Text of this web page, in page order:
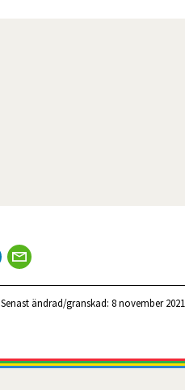
Senast ändrad/granskad: 8 november 2021